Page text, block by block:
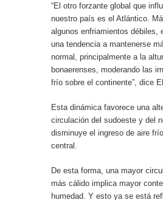
“El otro forzante global que
nuestro país es el Atlántico.
algunos enfriamientos débiles,
una tendencia a mantenerse
normal, principalmente a la
bonaerenses, moderando las
frío sobre el continente”, dice
Esta dinámica favorece una
circulación del sudoeste y del
disminuye el ingreso de aire
central.
De esta forma, una mayor
más cálido implica mayor
humedad. Y esto ya se está